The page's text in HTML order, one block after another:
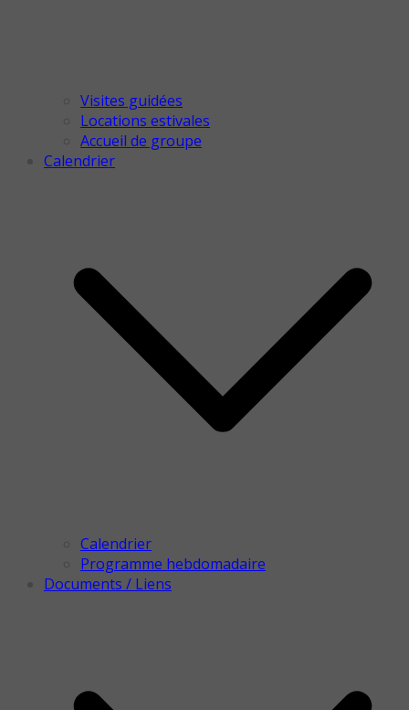
Visites guidées
Locations estivales
Accueil de groupe
Calendrier
Calendrier
Programme hebdomadaire
Documents / Liens